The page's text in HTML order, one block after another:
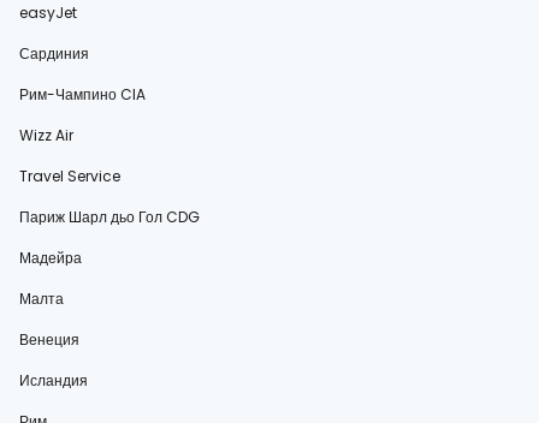
easyJet
Сардиния
Рим-Чампино CIA
Wizz Air
Travel Service
Париж Шарл дьо Гол CDG
Мадейра
Малта
Венеция
Исландия